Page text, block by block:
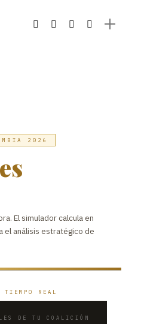
2026
El simulador calcula en
el análisis estratégico de
REAL
DE TU COALICIÓN